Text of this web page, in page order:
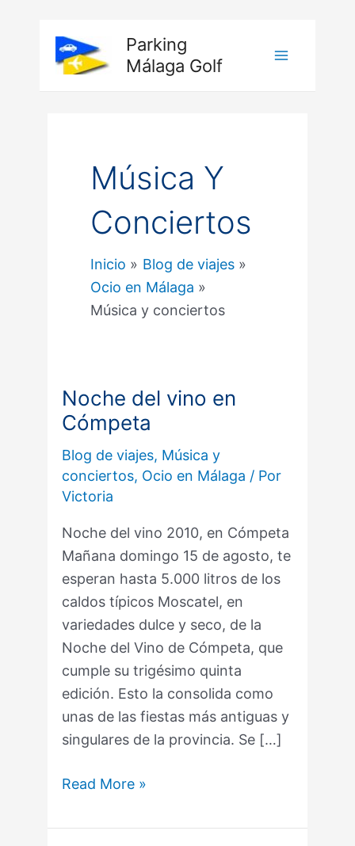
contenido
Parking
Málaga Golf
Música Y
Conciertos
Inicio
Blog de viajes
Ocio en Málaga
Música y conciertos
Noche del vino en
Cómpeta
Blog de viajes, Música y
conciertos, Ocio en Málaga / Por
Victoria
Noche del vino 2010, en Cómpeta
Mañana domingo 15 de agosto, te
esperan hasta 5.000 litros de los
caldos típicos Moscatel, en
variedades dulce y seco, de la
Noche del Vino de Cómpeta, que
cumple su trigésimo quinta
edición. Esto la consolida como
unas de las fiestas más antiguas y
singulares de la provincia. Se […]
Noche
del
en
Cómpeta
Read More »